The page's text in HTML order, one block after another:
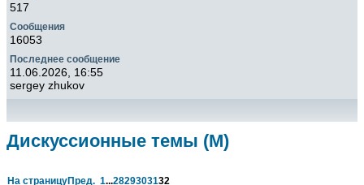
517
16053
11.06.2026, 16:55
sergey zhukov
Дискуссионные темы (М)
На страницуПред. 1...2829303132